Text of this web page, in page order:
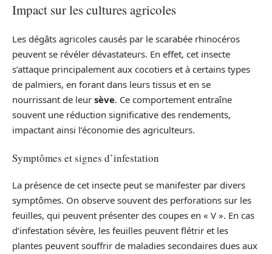
Impact sur les cultures agricoles
Les dégâts agricoles causés par le scarabée rhinocéros
peuvent se révéler dévastateurs. En effet, cet insecte
s’attaque principalement aux cocotiers et à certains types
de palmiers, en forant dans leurs tissus et en se
nourrissant de leur sève. Ce comportement entraîne
souvent une réduction significative des rendements,
impactant ainsi l’économie des agriculteurs.
Symptômes et signes d’infestation
La présence de cet insecte peut se manifester par divers
symptômes. On observe souvent des perforations sur les
feuilles, qui peuvent présenter des coupes en « V ». En cas
d’infestation sévère, les feuilles peuvent flétrir et les
plantes peuvent souffrir de maladies secondaires dues aux